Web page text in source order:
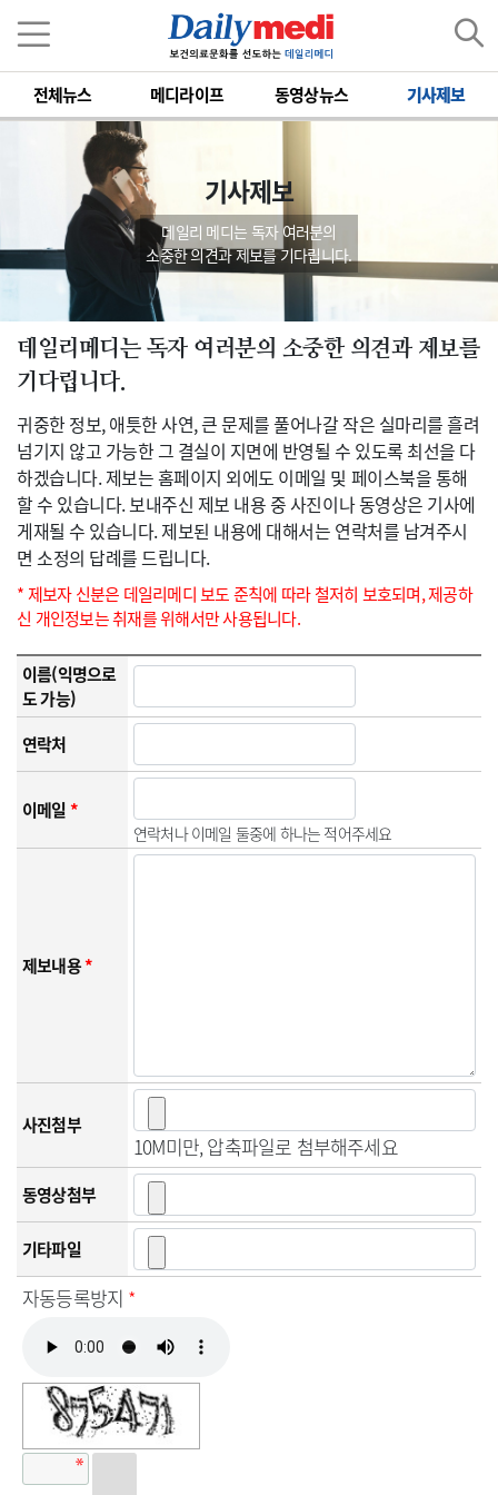
전체뉴스 메디라이프 동영상뉴스 기사제보
기사제보
데일리 메디는 독자 여러분의
소중한 의견과 제보를 기다립니다.
데일리메디는 독자 여러분의 소중한 의견과 제보를
기다립니다.
귀중한 정보, 애틋한 사연, 큰 문제를 풀어나갈 작은 실마리를 흘려
넘기지 않고 가능한 그 결실이 지면에 반영될 수 있도록 최선을 다
하겠습니다. 제보는 홈페이지 외에도 이메일 및 페이스북을 통해
할 수 있습니다. 보내주신 제보 내용 중 사진이나 동영상은 기사에
게재될 수 있습니다. 제보된 내용에 대해서는 연락처를 남겨주시
면 소정의 답례를 드립니다.
* 제보자 신분은 데일리메디 보도 준칙에 따라 철저히 보호되며, 제공하
신 개인정보는 취재를 위해서만 사용됩니다.
이름(익명으로
도 가능)
연락처
이메일*
연락처나 이메일 둘중에 하나는 적어주세요
제보내용*
사진첨부
10M미만, 압축파일로 첨부해주세요
동영상첨부
기타파일
자동등록방지 *